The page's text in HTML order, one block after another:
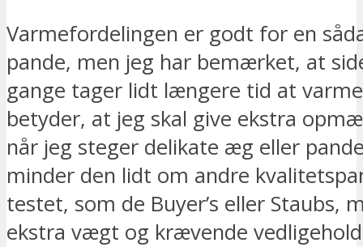
Varmefordelingen er godt for en
pande, men jeg har bemærket, at
gange tager lidt længere tid at
betyder, at jeg skal give ekstra
når jeg steger delikate æg eller
minder den lidt om andre
testet, som de Buyer’s eller Staubs,
ekstra vægt og krævende